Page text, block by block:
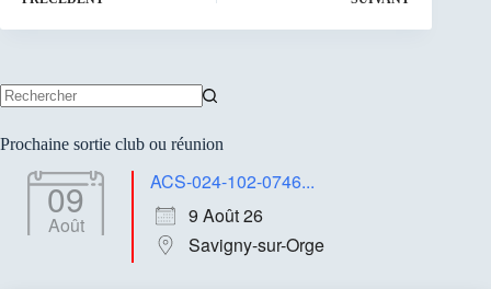
résultat
Prochaine sortie club ou réunion
09
Août
ACS-024-102-0746...
9 Août 26
Savigny-sur-Orge